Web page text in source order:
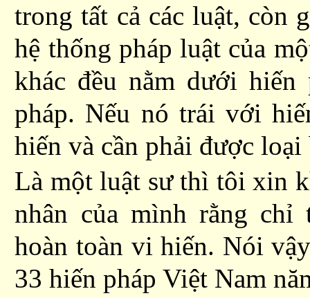
trong tất cả các luật, còn
hệ thống pháp luật của
khác đều nằm dưới hiến
pháp. Nếu nó trái với
hiến và cần phải được loại
Là một luật sư thì tôi xin
nhân của mình rằng chỉ
hoàn toàn vi hiến. Nói
33 hiến pháp Việt Nam